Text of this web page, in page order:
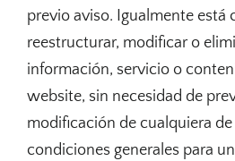
previo aviso. Igualmente está
reestructurar, modificar o
información, servicio o
website, sin necesidad de
modificación de cualquiera
condiciones generales para